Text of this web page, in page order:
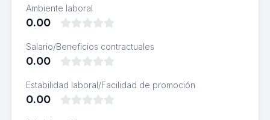
Ambiente laboral
0.00
Salario/Beneficios contractuales
0.00
Estabilidad laboral/Facilidad de promoción
0.00